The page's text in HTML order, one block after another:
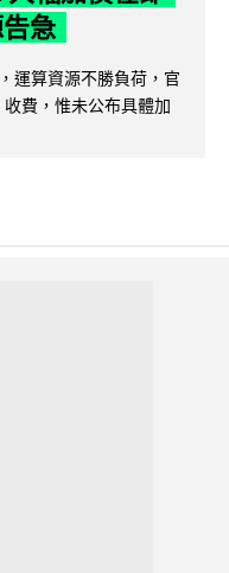
急
運算資源不勝負荷，官
費，惟未公布具體加